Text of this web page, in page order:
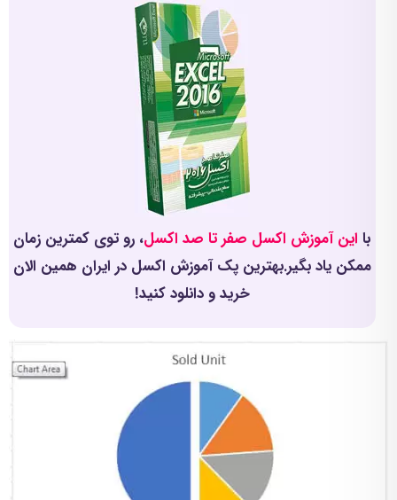
با این آموزش اکسل صفر تا صد اکسل، رو توی کمترین زمان
ممکن یاد بگیر.بهترین پک آموزش اکسل در ایران همین الان
خرید و دانلود کنید!